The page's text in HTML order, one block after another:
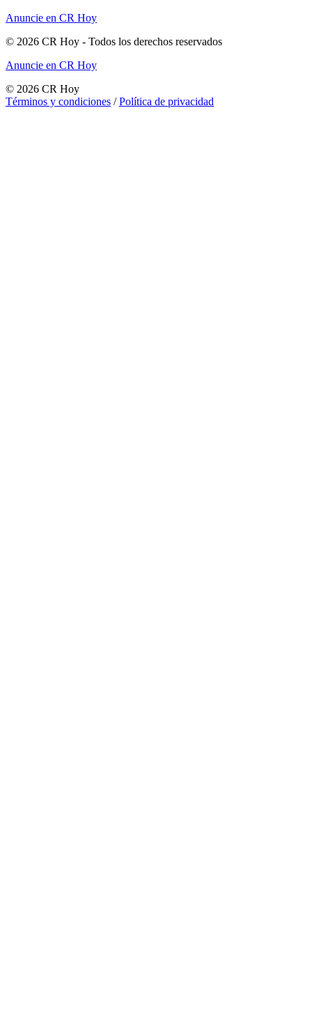
Anuncie en CR Hoy
© 2026 CR Hoy - Todos los derechos reservados
Anuncie en CR Hoy
© 2026 CR Hoy
Términos y condiciones /Política de privacidad